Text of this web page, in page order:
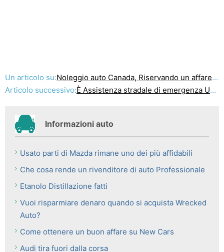
Un articolo su:Noleggio auto Canada, Riservando un affare più conveniente
Articolo successivo:È Assistenza stradale di emergenza Un servizio a buon mercato ancora utile?
Informazioni auto
Usato parti di Mazda rimane uno dei più affidabili
Che cosa rende un rivenditore di auto Professionale
Etanolo Distillazione fatti
Vuoi risparmiare denaro quando si acquista Wrecked
Auto?
Come ottenere un buon affare su New Cars
Audi tira fuori dalla corsa